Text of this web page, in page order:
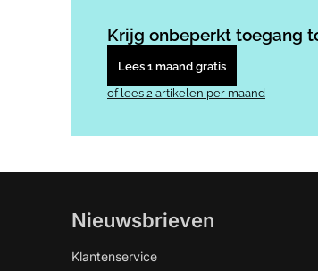
Krijg onbeperkt toegang
Lees 1 maand gratis
of lees 2 artikelen per maand
Nieuwsbrieven
Klantenservice